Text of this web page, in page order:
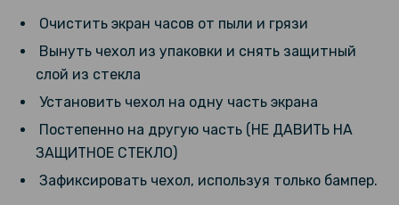
Очистить экран часов от пыли и грязи
Вынуть чехол из упаковки и снять защитный
слой из стекла
Установить чехол на одну часть экрана
Постепенно на другую часть (НЕ ДАВИТЬ НА
ЗАЩИТНОЕ СТЕКЛО)
Зафиксировать чехол, используя только бампер.